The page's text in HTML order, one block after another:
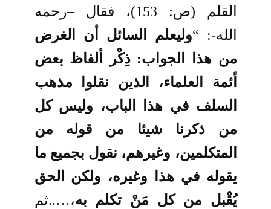
القلم (ص: 153)، فقال –رحمه
الله-: “وليعلم السائل أن الغرض
من هذا الجواب: ذِكْر ألفاظ بعض
أئمة العلماء، الذين نقلوا مذهب
السلف في هذا الباب، وليس كل
من ذكرنا شيئا من
قوله من
المتكلمين، وغيرهم، نقول بجميع ما
يقوله في هذا وغيره، ولكن الحق
يُقْبل من كل مَنْ تكلم به،…..ثم